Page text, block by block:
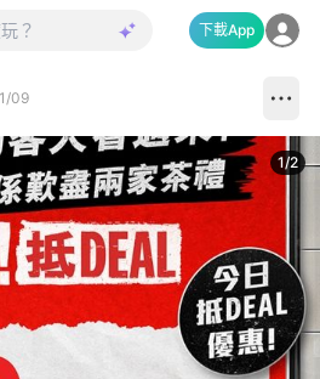
下載App
09
1/2